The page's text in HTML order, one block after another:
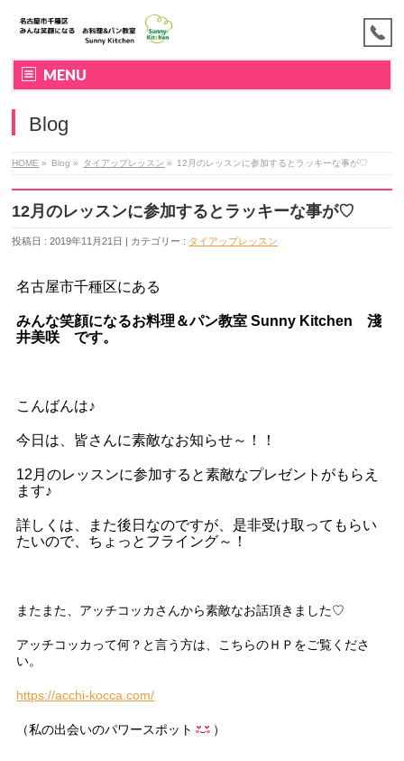
MENU
Blog
HOME » Blog » タイアップレッスン » 12月のレッスンに参加するとラッキーな事が♡
12月のレッスンに参加するとラッキーな事が♡
投稿日 : 2019年11月21日 | カテゴリー : タイアップレッスン
名古屋市千種区にある
みんな笑顔になるお料理＆パン教室 Sunny Kitchen 淺
井美咲です。
こんばんは♪
今日は、皆さんに素敵なお知らせ～！！
12月のレッスンに参加すると素敵なプレゼントがもらえ
ます♪
詳しくは、また後日なのですが、是非受け取ってもらい
たいので、ちょっとフライング～！
またまた、アッチコッカさんから素敵なお話頂きました♡
アッチコッカって何？と言う方は、こちらのＨＰをご覧くださ
い。
https://acchi-kocca.com/
（私の出会いのパワースポット ）